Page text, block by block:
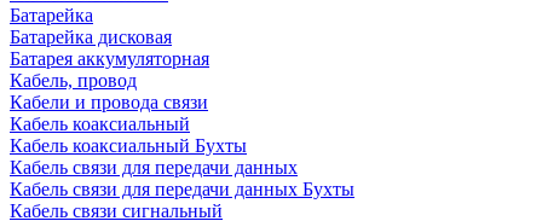
Батарейка
Батарейка дисковая
Батарея аккумуляторная
Кабель, провод
Кабели и провода связи
Кабель коаксиальный
Кабель коаксиальный Бухты
Кабель связи для передачи данных
Кабель связи для передачи данных Бухты
Кабель связи сигнальный